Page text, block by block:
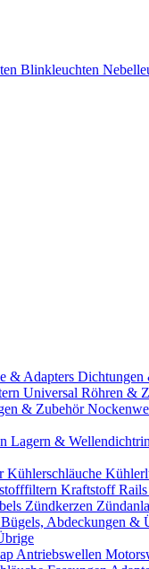
Blinkleuchten
& Adapters Dichtungen
Universal Röhren &
& Zubehör
Lagern &
Kühlerschläuche
Kraftstoff
Zündkerzen
Bügels, Abdeckungen &
Antriebswellen